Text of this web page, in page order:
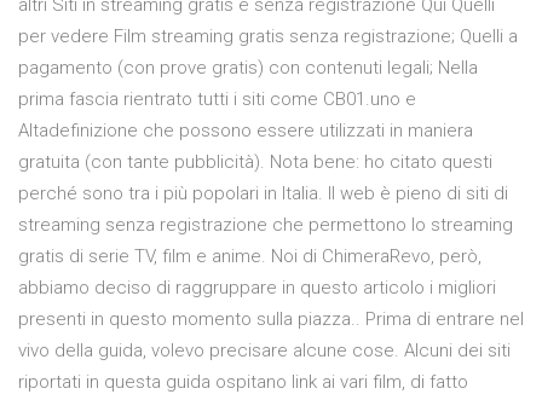
altri Siti in streaming gratis e senza registrazione Qui Quelli
per vedere Film streaming gratis senza registrazione; Quelli a
pagamento (con prove gratis) con contenuti legali; Nella
prima fascia rientrato tutti i siti come CB01.uno e
Altadefinizione che possono essere utilizzati in maniera
gratuita (con tante pubblicità). Nota bene: ho citato questi
perché sono tra i più popolari in Italia. Il web è pieno di siti di
streaming senza registrazione che permettono lo streaming
gratis di serie TV, film e anime. Noi di ChimeraRevo, però,
abbiamo deciso di raggruppare in questo articolo i migliori
presenti in questo momento sulla piazza.. Prima di entrare nel
vivo della guida, volevo precisare alcune cose. Alcuni dei siti
riportati in questa guida ospitano link ai vari film, di fatto